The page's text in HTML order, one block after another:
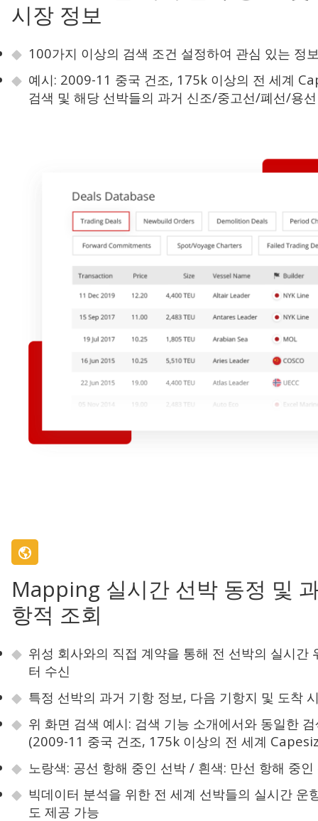
시장 정보
100가지 이상의 검색 조건 설정하여 관심 있는 정
예시: 2009-11 중국 건조, 175k 이상의 전 세계
검색 및 해당 선박들의 과거 신조/중고선/폐선/용
Mapping 실시간 선박 동정 및
항적 조회
위성 회사와의 직접 계약을 통해 전 선박의 실시간
터 수신
특정 선박의 과거 기항 정보, 다음 기항지 및 도착
위 화면 검색 예시: 검색 기능 소개에서와 동일한
(2009-11 중국 건조, 175k 이상의 전 세계
노랑색: 공선 항해 중인 선박 / 흰색: 만선 항해 중인
빅데이터 분석을 위한 전 세계 선박들의 실시간
도 제공 가능